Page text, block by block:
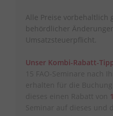
Alle Preise vorbehaltlich
behördlicher
Umsatzsteuerpflicht.
Unser Kombi-Rabatt-